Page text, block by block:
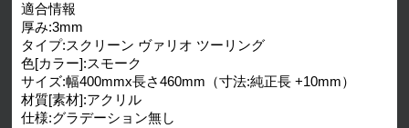
適合情報
厚み:3mm
タイプ:スクリーン ヴァリオ ツーリング
色[カラー]:スモーク
サイズ:幅400mmx長さ460mm（寸法:純正長 +10mm）
材質[素材]:アクリル
仕様:グラデーション無し